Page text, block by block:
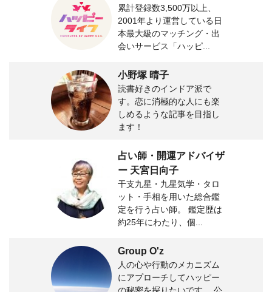
累計登録数3,500万以上、
2001年より運営している日
本最大級のマッチング・出
会いサービス「ハッピ...
小野塚 晴子
読書好きのインドア派で
す。恋に消極的な人にも楽
しめるような記事を目指し
ます！
占い師・開運アドバイザ
ー 天宮日向子
干支九星・九星気学・タロ
ット・手相を用いた総合鑑
定を行う占い師。 鑑定歴は
約25年にわたり、個...
Group O'z
人の心や行動のメカニズム
にアプローチしてハッピー